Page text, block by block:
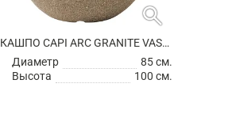
search
КАШПО CAPI ARC GRANITE VASE ELEGANT DELUXE WARM TAUPE
Диаметр
85 см.
Высота
100 см.